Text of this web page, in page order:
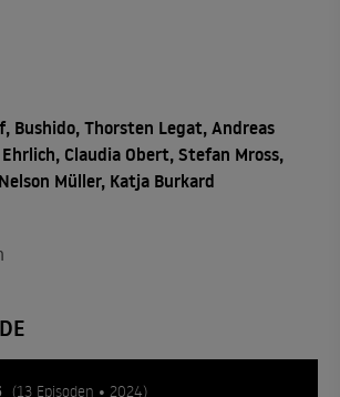
Bushido, Thorsten Legat, Andreas
Claudia Obert, Stefan Mross,
Müller, Katja Burkard
(13 Episoden • 2024)